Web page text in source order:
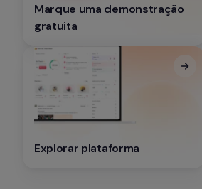
Marque uma demonstração
gratuita
Explorar plataforma